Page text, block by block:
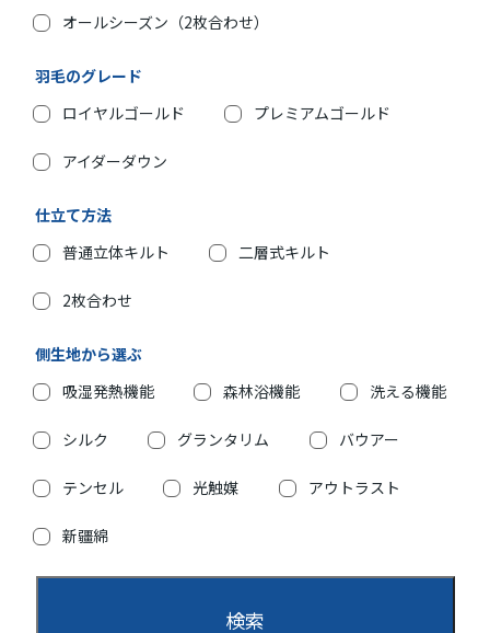
オールシーズン（2枚合わせ）
羽毛のグレード
ロイヤルゴールド
プレミアムゴールド
アイダーダウン
仕立て方法
普通立体キルト
二層式キルト
2枚合わせ
側生地から選ぶ
吸湿発熱機能
森林浴機能 洗える機能
シルク グランタリム バウアー
テンセル 光触媒 アウトラスト
新疆綿